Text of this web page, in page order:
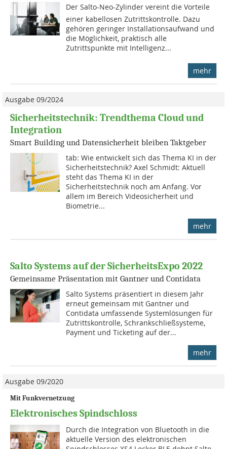
Der Salto-Neo-Zylinder vereint die Vorteile
einer kabellosen Zutrittskontrolle. Dazu
gehören geringer Installationsaufwand und
die Möglichkeit, praktisch alle
Zutrittspunkte mit Intelligenz...
mehr
Ausgabe 09/2024
Sicherheitstechnik: Trendthema Cloud und
Integration
Smart Building und Datensicherheit bleiben Taktgeber
tab: Wie entwickelt sich das Thema KI in der
Sicherheitstechnik? Axel Schmidt: Aktuell
steht das Thema KI in der
Sicherheitstechnik noch am Anfang. Vor
allem im Bereich Videosicherheit und
Biometrie...
mehr
Salto Systems auf der SicherheitsExpo 2022
Gemeinsame Präsentation mit Gantner und Contidata
Salto Systems präsentiert in diesem Jahr
erneut gemeinsam mit Gantner und
Contidata umfassende Systemlösungen für
Zutrittskontrolle, Schrankschließsysteme,
Payment und Ticketing auf der...
mehr
Ausgabe 09/2020
Mit Funkvernetzung
Elektronisches Spindschloss
Durch die Integration von Bluetooth in die
aktuelle Version des elektronischen